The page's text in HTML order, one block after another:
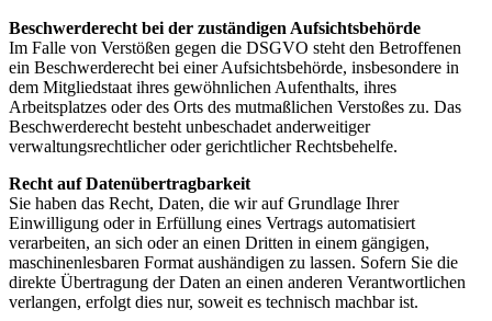
Beschwerderecht bei der zuständigen Aufsichtsbehörde
Im Falle von Verstößen gegen die DSGVO steht den Betroffenen
ein Beschwerderecht bei einer Aufsichtsbehörde, insbesondere in
dem Mitgliedstaat ihres gewöhnlichen Aufenthalts, ihres
Arbeitsplatzes oder des Orts des mutmaßlichen Verstoßes zu. Das
Beschwerderecht besteht unbeschadet anderweitiger
verwaltungsrechtlicher oder gerichtlicher Rechtsbehelfe.
Recht auf Datenübertragbarkeit
Sie haben das Recht, Daten, die wir auf Grundlage Ihrer
Einwilligung oder in Erfüllung eines Vertrags automatisiert
verarbeiten, an sich oder an einen Dritten in einem gängigen,
maschinenlesbaren Format aushändigen zu lassen. Sofern Sie die
direkte Übertragung der Daten an einen anderen Verantwortlichen
verlangen, erfolgt dies nur, soweit es technisch machbar ist.